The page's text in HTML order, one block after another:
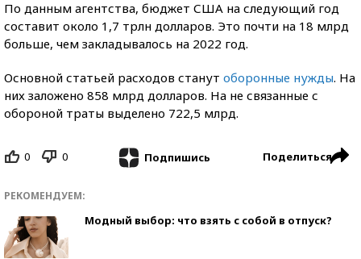
По данным агентства, бюджет США на следующий год
составит около 1,7 трлн долларов. Это почти на 18 млрд
больше, чем закладывалось на 2022 год.
Основной статьей расходов станут оборонные нужды. На
них заложено 858 млрд долларов. На не связанные с
обороной траты выделено 722,5 млрд.
0 0 Подпишись Поделиться
РЕКОМЕНДУЕМ:
Модный выбор: что взять с собой в отпуск?